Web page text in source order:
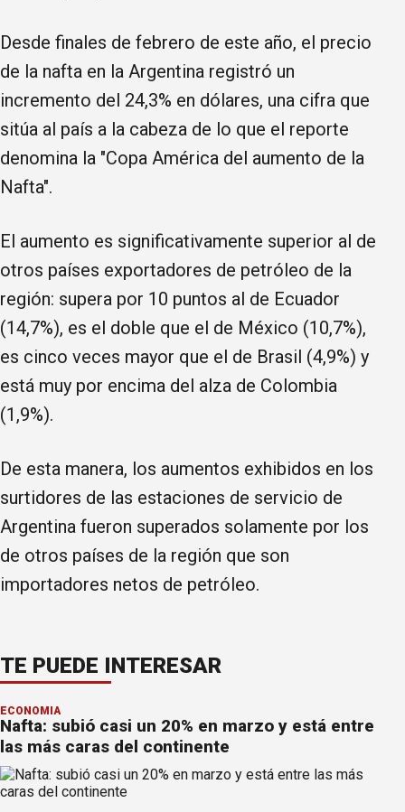
Desde finales de febrero de este año, el precio
de la nafta en la Argentina registró un
incremento del 24,3% en dólares, una cifra que
sitúa al país a la cabeza de lo que el reporte
denomina la "Copa América del aumento de la
Nafta".
El aumento es significativamente superior al de
otros países exportadores de petróleo de la
región: supera por 10 puntos al de Ecuador
(14,7%), es el doble que el de México (10,7%),
es cinco veces mayor que el de Brasil (4,9%) y
está muy por encima del alza de Colombia
(1,9%).
De esta manera, los aumentos exhibidos en los
surtidores de las estaciones de servicio de
Argentina fueron superados solamente por los
de otros países de la región que son
importadores netos de petróleo.
TE PUEDE INTERESAR
ECONOMÍA
Nafta: subió casi un 20% en marzo y está entre
las más caras del continente